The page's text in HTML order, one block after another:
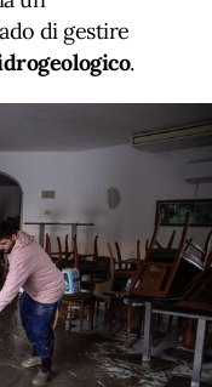
di gestire
.